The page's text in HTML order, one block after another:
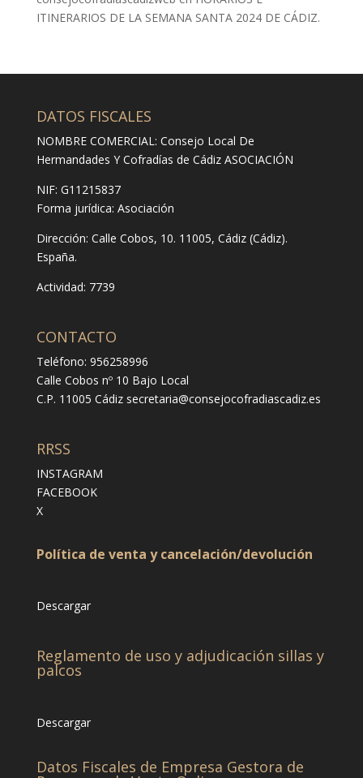
ITINERARIOS DE LA SEMANA SANTA 2024 DE CÁDIZ.
DATOS FISCALES
NOMBRE COMERCIAL: Consejo Local De
Hermandades Y Cofradías de Cádiz ASOCIACIÓN
NIF: G11215837
Forma jurídica: Asociación
Dirección: Calle Cobos, 10. 11005, Cádiz (Cádiz).
España.
Actividad: 7739
CONTACTO
Teléfono: 956258996
Calle Cobos nº 10 Bajo Local
C.P. 11005 Cádiz secretaria@consejocofradiascadiz.es
RRSS
INSTAGRAM
FACEBOOK
X
Política de venta y cancelación/devolución
Descargar
Reglamento de uso y adjudicación sillas y
palcos
Descargar
Datos Fiscales de Empresa Gestora de